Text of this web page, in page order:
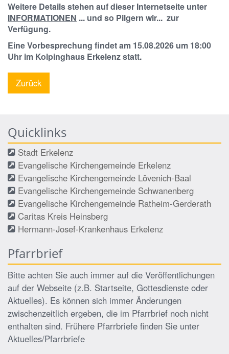
Weitere Details stehen auf dieser Internetseite unter
INFORMATIONEN ... und so Pilgern wir... zur
Verfügung.
Eine Vorbesprechung findet am 15.08.2026 um 18:00
Uhr im Kolpinghaus Erkelenz statt.
Zurück
Quicklinks
Stadt Erkelenz
Evangelische Kirchengemeinde Erkelenz
Evangelische Kirchengemeinde Lövenich-Baal
Evangelische Kirchengemeinde Schwanenberg
Evangelische Kirchengemeinde Ratheim-Gerderath
Caritas Kreis Heinsberg
Hermann-Josef-Krankenhaus Erkelenz
Pfarrbrief
Bitte achten Sie auch immer auf die Veröffentlichungen
auf der Webseite (z.B. Startseite, Gottesdienste oder
Aktuelles). Es können sich immer Änderungen
zwischenzeitlich ergeben, die im Pfarrbrief noch nicht
enthalten sind. Frühere Pfarrbriefe finden Sie unter
Aktuelles/Pfarrbriefe